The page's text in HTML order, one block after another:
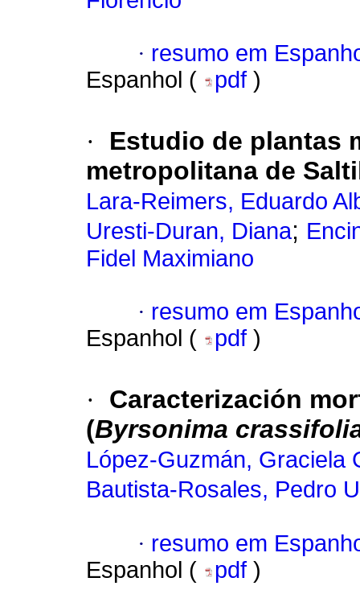
· resumo em
Espanhol (
pdf )
·
Estudio de plantas
metropolitana de
Lara-Reimers, Eduardo
Uresti-Duran, Diana;
Fidel Maximiano
· resumo em
Espanhol (
pdf )
·
Caracterización
(Byrsonima
López-Guzmán, Graciela
Bautista-Rosales, Pedro
· resumo em
Espanhol (
pdf )